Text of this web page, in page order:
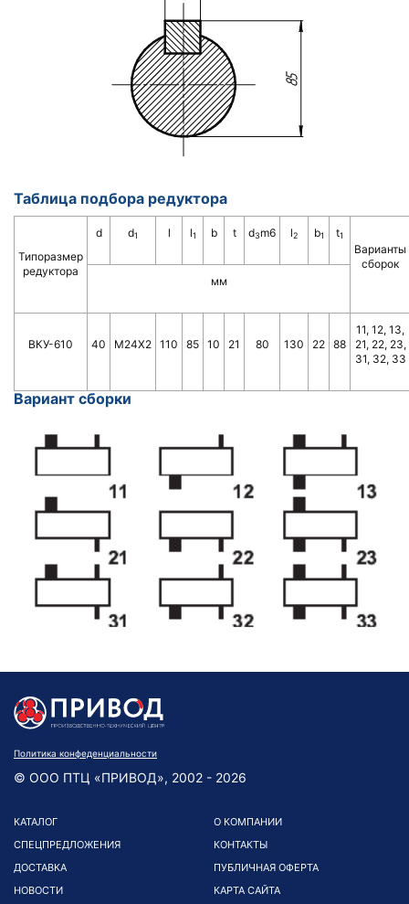
Таблица подбора редуктора
Типоразмер
редуктора
d d1 l l1 b t d3m6 l2 b1 t1
Варианты
сборок
мм
ВКУ-610 40 М24Х2 110 85 10 21 80 130 22 88
11, 12, 13,
21, 22, 23,
31, 32, 33
Вариант сборки
Политика конфеденциальности
© ООО ПТЦ «ПРИВОД», 2002 - 2026
КАТАЛОГ
СПЕЦПРЕДЛОЖЕНИЯ
ДОСТАВКА
НОВОСТИ
О КОМПАНИИ
КОНТАКТЫ
ПУБЛИЧНАЯ ОФЕРТА
КАРТА САЙТА